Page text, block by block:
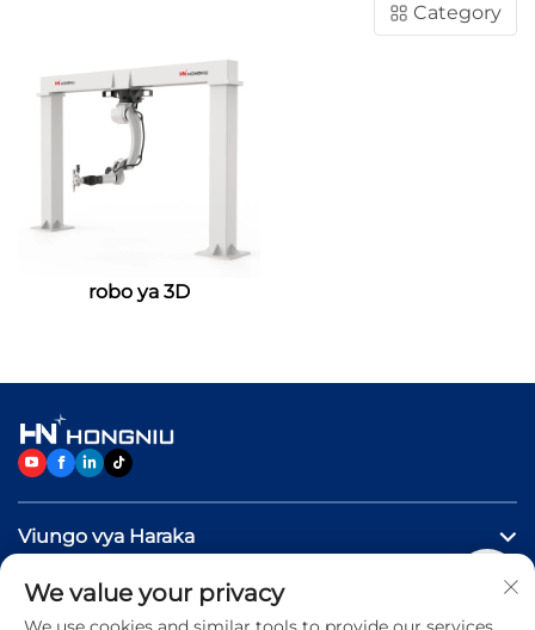
Category
robo ya 3D
Viungo vya Haraka
Bidhaa
We value your privacy